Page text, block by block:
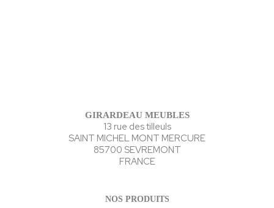
GIRARDEAU MEUBLES
13 rue des tilleuls
SAINT MICHEL MONT MERCURE
85700 SEVREMONT
FRANCE
NOS PRODUITS